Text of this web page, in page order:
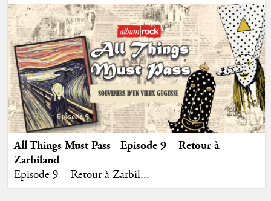
All Things Must Pass - Episode 9 – Retour à
Zarbiland
Episode 9 – Retour à Zarbil...